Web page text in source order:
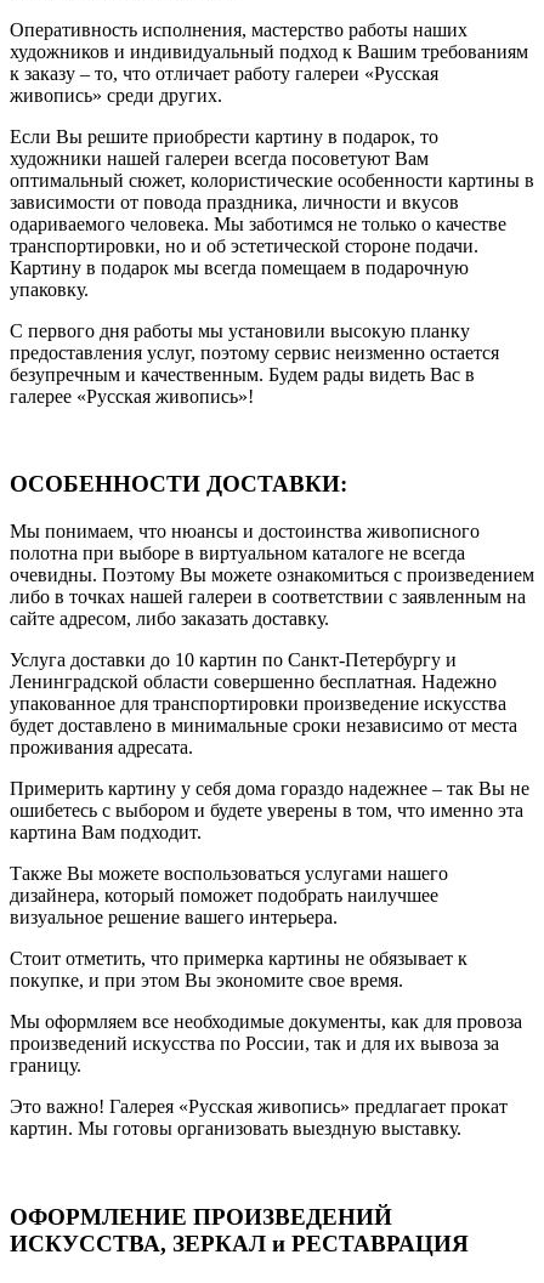
Оперативность исполнения, мастерство работы наших
художников и индивидуальный подход к Вашим требованиям
к заказу – то, что отличает работу галереи «Русская
живопись» среди других.
Если Вы решите приобрести картину в подарок, то
художники нашей галереи всегда посоветуют Вам
оптимальный сюжет, колористические особенности картины в
зависимости от повода праздника, личности и вкусов
одариваемого человека. Мы заботимся не только о качестве
транспортировки, но и об эстетической стороне подачи.
Картину в подарок мы всегда помещаем в подарочную
упаковку.
С первого дня работы мы установили высокую планку
предоставления услуг, поэтому сервис неизменно остается
безупречным и качественным. Будем рады видеть Вас в
галерее «Русская живопись»!
ОСОБЕННОСТИ ДОСТАВКИ:
Мы понимаем, что нюансы и достоинства живописного
полотна при выборе в виртуальном каталоге не всегда
очевидны. Поэтому Вы можете ознакомиться с произведением
либо в точках нашей галереи в соответствии с заявленным на
сайте адресом, либо заказать доставку.
Услуга доставки до 10 картин по Санкт-Петербургу и
Ленинградской области совершенно бесплатная. Надежно
упакованное для транспортировки произведение искусства
будет доставлено в минимальные сроки независимо от места
проживания адресата.
Примерить картину у себя дома гораздо надежнее – так Вы не
ошибетесь с выбором и будете уверены в том, что именно эта
картина Вам подходит.
Также Вы можете воспользоваться услугами нашего
дизайнера, который поможет подобрать наилучшее
визуальное решение вашего интерьера.
Стоит отметить, что примерка картины не обязывает к
покупке, и при этом Вы экономите свое время.
Мы оформляем все необходимые документы, как для провоза
произведений искусства по России, так и для их вывоза за
границу.
Это важно! Галерея «Русская живопись» предлагает прокат
картин. Мы готовы организовать выездную выставку.
ОФОРМЛЕНИЕ ПРОИЗВЕДЕНИЙ
ИСКУССТВА, ЗЕРКАЛ и РЕСТАВРАЦИЯ